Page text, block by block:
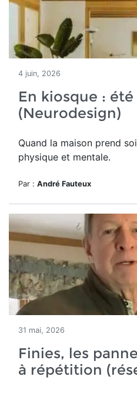
4 juin, 2026
En kiosque : été
(Neurodesign)
Quand la maison prend
physique et mentale.
Par : André Fauteux
31 mai, 2026
Finies, les
à répétition